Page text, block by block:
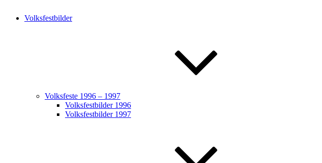
Volksfestbilder
Volksfeste 1996 – 1997
Volksfestbilder 1996
Volksfestbilder 1997